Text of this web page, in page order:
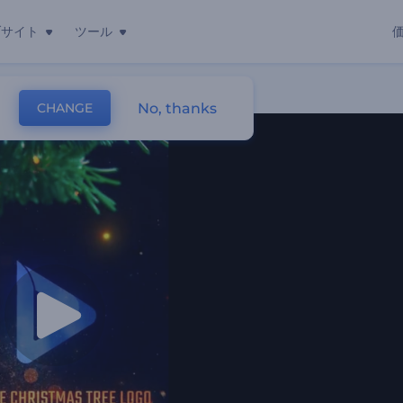
イト ツール
CHANGE No, thanks